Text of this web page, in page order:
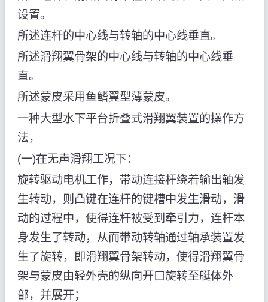
设置。
所述连杆的中心线与转轴的中心线垂直。
所述滑翔翼骨架的中心线与转轴的中心线垂
直。
所述蒙皮采用鱼鳍翼型薄蒙皮。
一种大型水下平台折叠式滑翔翼装置的操作方
法，
(一)在无声滑翔工况下：
旋转驱动电机工作，带动连接杆绕着输出轴发
生转动，则凸键在连杆的键槽中发生滑动，滑
动的过程中，使得连杆被受到牵引力，连杆本
身发生了转动，从而带动转轴通过轴承装置发
生了旋转，即滑翔翼骨架转动，使得滑翔翼骨
架与蒙皮由轻外壳的纵向开口旋转至艇体外
部，并展开；